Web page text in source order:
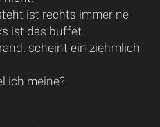
ist rechts immer ne
ist das buffet.
scheint ein ziehmlich
ich meine?